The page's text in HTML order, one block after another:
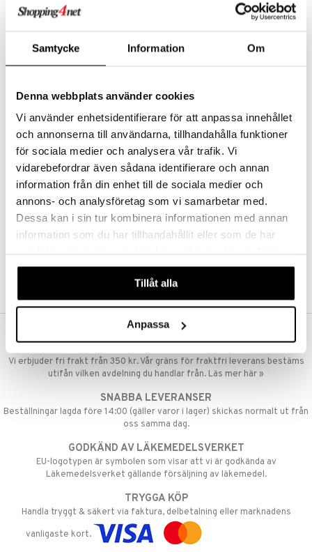
Samtycke Information Om
Denna webbplats använder cookies
Vi använder enhetsidentifierare för att anpassa innehållet
och annonserna till användarna, tillhandahålla funktioner
för sociala medier och analysera vår trafik. Vi
vidarebefordrar även sådana identifierare och annan
information från din enhet till de sociala medier och
annons- och analysföretag som vi samarbetar med.
Dessa kan i sin tur kombinera informationen med annan
information som du har tillhandahållit eller som de har
våra cookies vid fortsatt användande av vår webbplats.
Tillåt alla
Anpassa
TanCan Bronze - Sun Spray
TANCAN
205
TanCan Application Mitt
Bevaka
10
1: Rengöring
2: Exfoliering
3: Fukt
och masker
och kroppsvård
och läppvård
Elixir
Happy
Happy For Men
till män
och skydd
svar
Vi erbjuder fri frakt från 350 kr. Vår gräns för fraktfri leverans bestäms
utifån vilken avdelning du handlar från. Läs mer här »
SNABBA LEVERANSER
Beställningar lagda före 14:00 (gäller varor i lager) skickas normalt ut från
oss samma dag.
GODKÄND AV LÄKEMEDELSVERKET
EU-logotypen är symbolen som visar att vi är godkända av
Läkemedelsverket gällande försäljning av läkemedel.
TRYGGA KÖP
Handla tryggt & säkert via faktura, delbetalning eller marknadens
vanligaste kort.